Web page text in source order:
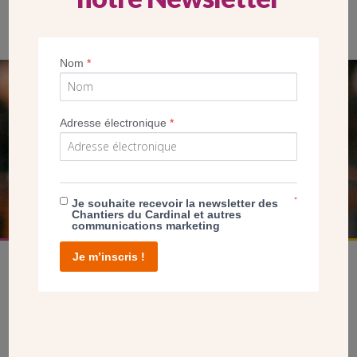
Bénédiction des chapelles par Mgr Thibault Verny, le 9 octobre
SEUL VOTRE DON
NOUS PERMET D’AGIR
FAIRE UN DON
Nom*
Adresse électronique*
Je souhaite recevoir la newsletter des
Chantiers du Cardinal et autres
communications marketing
*
Je m’inscris !